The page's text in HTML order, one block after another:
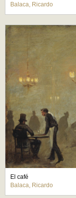
Balaca, Ricardo
El café
Balaca, Ricardo